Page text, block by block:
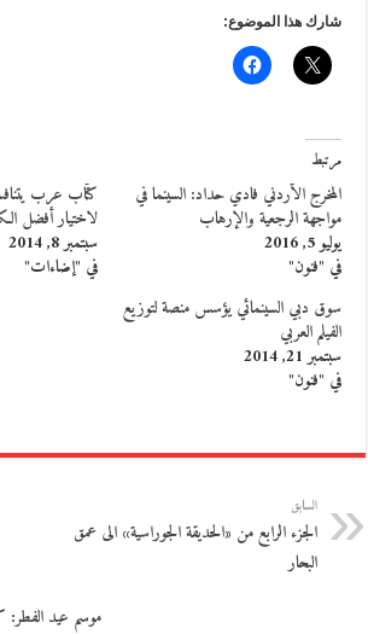
شارك هذا الموضوع:
مرتبط
المخرج الأردني فادي حداد: السينما في
مواجهة الرجعية والإرهاب
يوليو 5, 2016
في "فنون"
كتّاب عرب
لاختيار أفضل
سبتمبر 8, 2014
في "إضاءات"
سوق دبي السينمائي يؤسس منصة لتوزيع
الفيلم العربي
سبتمبر 21, 2014
في "فنون"
السابق
الجزء الرابع من «الحديقة الجوراسية» الى عمق
البحار
موسم عيد